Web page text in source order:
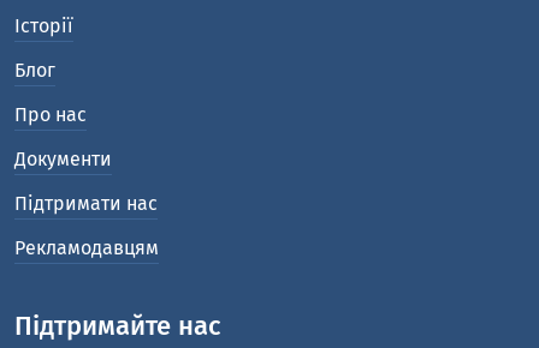
Історії
Блог
Про нас
Документи
Підтримати нас
Рекламодавцям
Підтримайте нас